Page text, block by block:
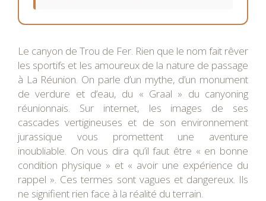
Le canyon de Trou de Fer. Rien que le nom fait rêver
les sportifs et les amoureux de la nature de passage
à La Réunion. On parle d’un mythe, d’un monument
de verdure et d’eau, du « Graal » du canyoning
réunionnais. Sur internet, les images de ses
cascades vertigineuses et de son environnement
jurassique vous promettent une aventure
inoubliable. On vous dira qu’il faut être « en bonne
condition physique » et « avoir une expérience du
rappel ». Ces termes sont vagues et dangereux. Ils
ne signifient rien face à la réalité du terrain.